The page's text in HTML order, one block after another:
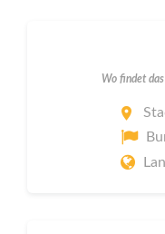
Wo findet